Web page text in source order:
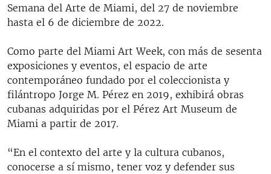
Semana del Arte de Miami, del 27 de noviembre
hasta el 6 de diciembre de 2022.
Como parte del Miami Art Week, con más de sesenta
exposiciones y eventos, el espacio de arte
contemporáneo fundado por el coleccionista y
filántropo Jorge M. Pérez en 2019, exhibirá obras
cubanas adquiridas por el Pérez Art Museum de
Miami a partir de 2017.
“En el contexto del arte y la cultura cubanos,
conocerse a sí mismo, tener voz y defender sus